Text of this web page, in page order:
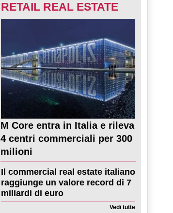
RETAIL REAL ESTATE
M Core entra in Italia e rileva
4 centri commerciali per 300
milioni
Il commercial real estate italiano
raggiunge un valore record di 7
miliardi di euro
Vedi tutte